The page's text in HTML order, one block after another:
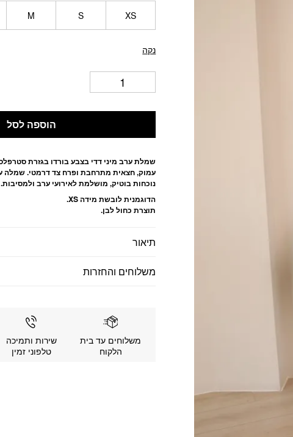
XS
S
M
נקה
הוספה לסל
עמוק, חצאית מתרחבת ופרח צד דרמטי. שמלה
נוכחות בוטיק, מושלמת לאירועי ערב ולמסיבות.
הדוגמנית לובשת מידה XS.
תוצרת כחול לבן.
תיאור
משלוחים והחזרות
משלוחים עד בית
הלקוח
שירות ותמיכה
טלפוני זמין